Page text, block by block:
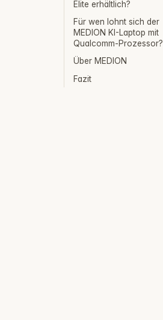
Elite erhältlich?
Für wen lohnt sich der
MEDION KI-Laptop mit
Qualcomm-Prozessor?
Über MEDION
Fazit